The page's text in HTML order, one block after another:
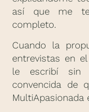
así que me
completo.
Cuando la
entrevistas en
le escribí sin
convencida de
MultiApasionada